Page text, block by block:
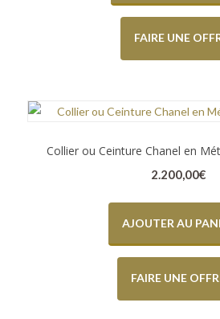
FAIRE UNE
Collier ou Ceinture Chanel en
2.200,00€
AJOUTER AU
FAIRE UNE